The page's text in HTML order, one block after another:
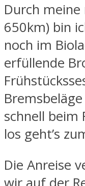
Durch
650km) bin
noch im
erfüllende
schnell beim
los geht’s
Die Anreise